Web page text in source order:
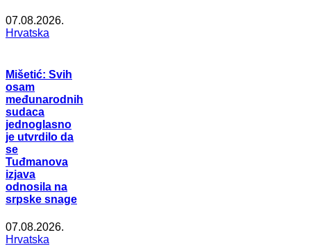
07.08.2026.
Hrvatska
Mišetić: Svih
osam
međunarodnih
sudaca
jednoglasno
je utvrdilo da
se
Tuđmanova
izjava
odnosila na
srpske snage
07.08.2026.
Hrvatska